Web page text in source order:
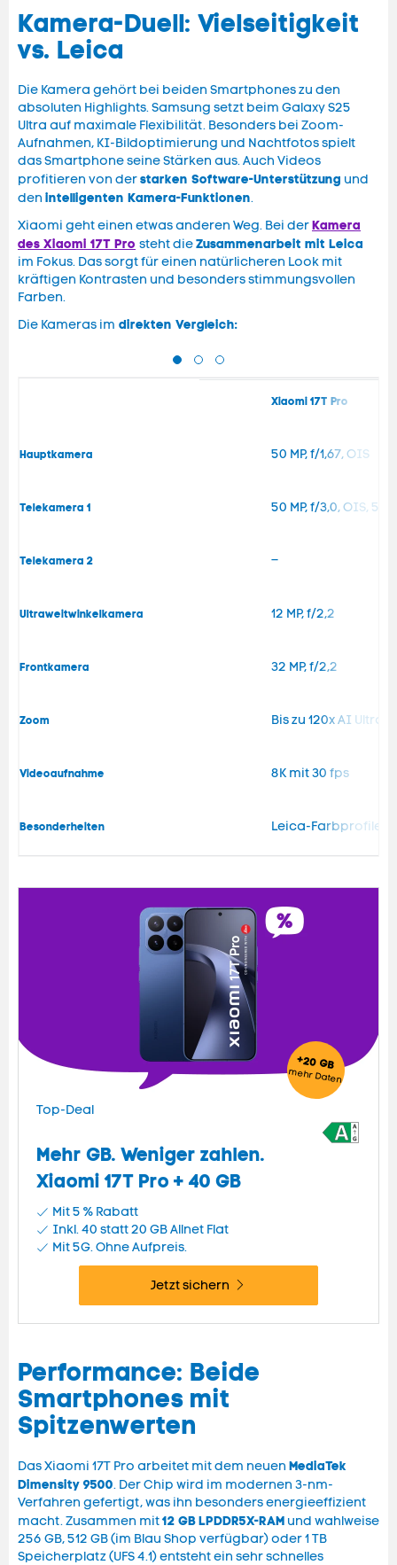
Kamera-Duell: Vielseitigkeit
vs. Leica
Die Kamera gehört bei beiden Smartphones zu den
absoluten Highlights. Samsung setzt beim Galaxy S25
Ultra auf maximale Flexibilität. Besonders bei Zoom-
Aufnahmen, KI-Bildoptimierung und Nachtfotos spielt
das Smartphone seine Stärken aus. Auch Videos
profitieren von derstarken Software-Unterstützung und
den intelligenten Kamera-Funktionen.
Xiaomi geht einen etwas anderen Weg. Bei derKamera
des Xiaomi 17T Pro steht dieZusammenarbeit mit Leica
im Fokus. Das sorgt für einen natürlicheren Look mit
kräftigen Kontrasten und besonders stimmungsvollen
Farben.
Die Kameras im direkten Vergleich:
Xiaomi 17T Pro
Hauptkamera 50 MP, f/1,67, OIS
Telekamera 1 50 MP, f/3,0, OIS, 5x
Telekamera 2 –
Ultraweitwinkelkamera 12 MP, f/2,2
Frontkamera 32 MP, f/2,2
Zoom Bis zu 120x AI Ultra
Videoaufnahme 8K mit 30 fps
Besonderheiten Leica-Farbprofile,
Mehr GB. Weniger zahlen.
Xiaomi 17T Pro + 40 GB
Mit 5 % Rabatt
Inkl. 40 statt 20 GBAllnet Flat
Mit 5G. Ohne Aufpreis.
Jetzt sichern
+20 GB
mehrDaten
Top-Deal
Performance: Beide
Smartphones mit
Spitzenwerten
Das Xiaomi 17T Pro arbeitet mit dem neuen MediaTek
Dimensity 9500. Der Chip wird im modernen 3-nm-
Verfahren gefertigt, was ihn besonders energieeffizient
macht. Zusammen mit12 GBLPDDR5X-RAM und wahlweise
256 GB, 512 GB (im Blau Shop verfügbar) oder 1 TB
Speicherplatz (UFS 4.1) entsteht ein sehr schnelles